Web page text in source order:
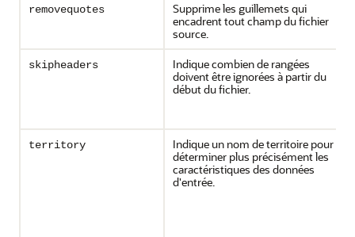
removequotes
Supprime les guillemets qui
encadrent tout champ du fichier
source.
skipheaders
Indique combien de rangées
doivent être ignorées à partir du
début du fichier.
territory
Indique un nom de territoire pour
déterminer plus précisément les
caractéristiques des données
d'entrée.